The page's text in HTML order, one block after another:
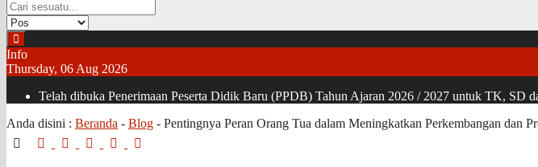
Info
Thursday, 06 Aug 2026
Telah dibuka Penerimaan Peserta Didik Baru (PPDB) Tahun Ajaran 2026 / 2027 untuk TK, SD
Anda disini : Beranda - Blog - Pentingnya Peran Orang Tua dalam Meningkatkan Perkembangan dan